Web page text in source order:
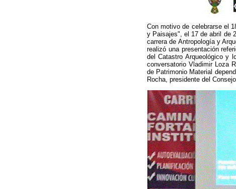
Con motivo de celebrarse el
y Paisajes", el 17 de abril de
carrera de Antropología y
realizó una presentación
del Catastro Arqueológico y
conversatorio Vladimir Loza
de Patrimonio Material
Rocha, presidente del